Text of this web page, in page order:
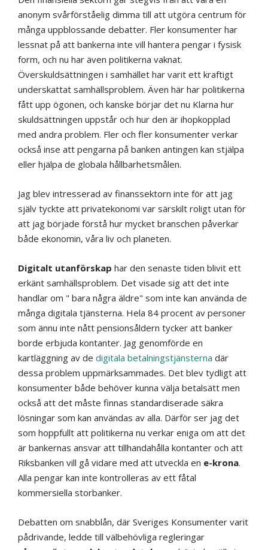
anonym svårförståelig dimma till att utgöra centrum för
många uppblossande debatter. Fler konsumenter har
lessnat på att bankerna inte vill hantera pengar i fysisk
form, och nu har även politikerna vaknat.
Överskuldsättningen i samhället har varit ett kraftigt
underskattat samhällsproblem. Även här har politikerna
fått upp ögonen, och kanske börjar det nu Klarna hur
skuldsättningen uppstår och hur den är ihopkopplad
med andra problem. Fler och fler konsumenter verkar
också inse att pengarna på banken antingen kan stjälpa
eller hjälpa de globala hållbarhetsmålen.
Jag blev intresserad av finanssektorn inte för att jag
själv tyckte att privatekonomi var särskilt roligt utan för
att jag började förstå hur mycket branschen påverkar
både ekonomin, våra liv och planeten.
Digitalt utanförskap har den senaste tiden blivit ett
erkänt samhällsproblem. Det visade sig att det inte
handlar om " bara några äldre" som inte kan använda de
många digitala tjänsterna. Hela 84 procent av personer
som ännu inte nått pensionsåldern tycker att banker
borde erbjuda kontanter. Jag genomförde en
kartläggning av de digitala betalningstjänsterna där
dessa problem uppmärksammades. Det blev tydligt att
konsumenter både behöver kunna välja betalsätt men
också att det måste finnas standardiserade säkra
lösningar som kan användas av alla. Därför ser jag det
som hoppfullt att politikerna nu verkar eniga om att det
är bankernas ansvar att tillhandahålla kontanter och att
Riksbanken vill gå vidare med att utveckla en e-krona.
Alla pengar kan inte kontrolleras av ett fåtal
kommersiella storbanker.
Debatten om snabblån, där Sveriges Konsumenter varit
pådrivande, ledde till välbehövliga regleringar